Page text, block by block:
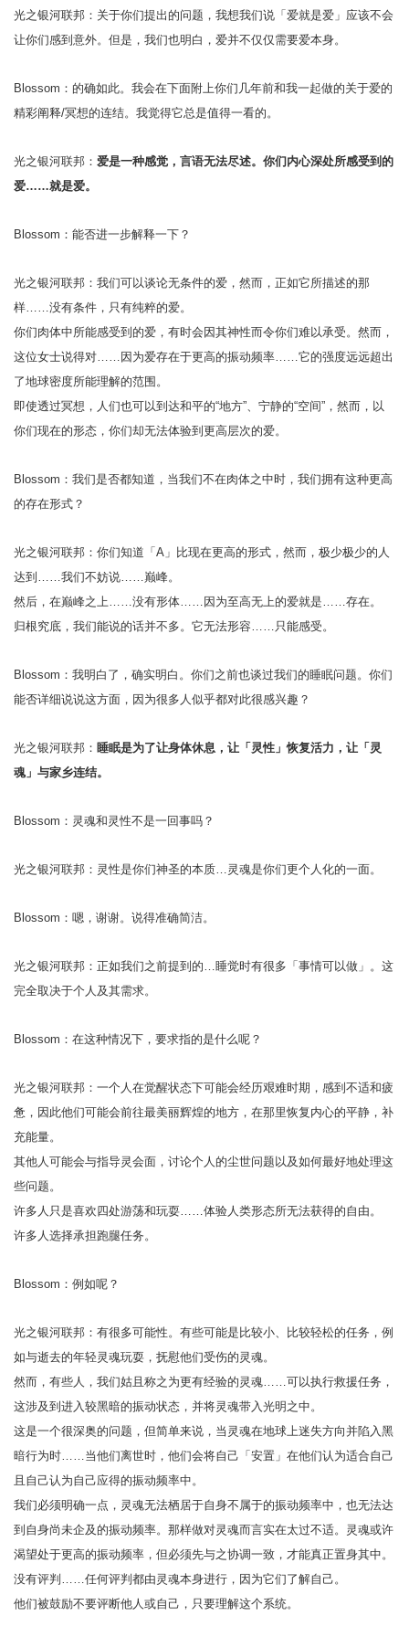
光之银河联邦：关于你们提出的问题，我想我们说「爱就是爱」应该不会
让你们感到意外。但是，我们也明白，爱并不仅仅需要爱本身。
Blossom：的确如此。我会在下面附上你们几年前和我一起做的关于爱的
精彩阐释/冥想的连结。我觉得它总是值得一看的。
光之银河联邦： 爱是一种感觉，言语无法尽述。你们内心深处所感受到的
爱……就是爱。
Blossom：能否进一步解释一下？
光之银河联邦：我们可以谈论无条件的爱，然而，正如它所描述的那
样……没有条件，只有纯粹的爱。
你们肉体中所能感受到的爱，有时会因其神性而令你们难以承受。然而，
这位女士说得对……因为爱存在于更高的振动频率……它的强度远远超出
了地球密度所能理解的范围。
即使透过冥想，人们也可以到达和平的“地方”、宁静的“空间”，然而，以
你们现在的形态，你们却无法体验到更高层次的爱。
Blossom：我们是否都知道，当我们不在肉体之中时，我们拥有这种更高
的存在形式？
光之银河联邦：你们知道「A」比现在更高的形式，然而，极少极少的人
达到……我们不妨说……巅峰。
然后，在巅峰之上……没有形体……因为至高无上的爱就是……存在。
归根究底，我们能说的话并不多。它无法形容……只能感受。
Blossom：我明白了，确实明白。你们之前也谈过我们的睡眠问题。你们
能否详细说说这方面，因为很多人似乎都对此很感兴趣？
光之银河联邦： 睡眠是为了让身体休息，让「灵性」恢复活力，让「灵
魂」与家乡连结。
Blossom：灵魂和灵性不是一回事吗？
光之银河联邦：灵性是你们神圣的本质…灵魂是你们更个人化的一面。
Blossom：嗯，谢谢。说得准确简洁。
光之银河联邦：正如我们之前提到的…睡觉时有很多「事情可以做」。这
完全取决于个人及其需求。
Blossom：在这种情况下，要求指的是什么呢？
光之银河联邦：一个人在觉醒状态下可能会经历艰难时期，感到不适和疲
惫，因此他们可能会前往最美丽辉煌的地方，在那里恢复内心的平静，补
充能量。
其他人可能会与指导灵会面，讨论个人的尘世问题以及如何最好地处理这
些问题。
许多人只是喜欢四处游荡和玩耍……体验人类形态所无法获得的自由。
许多人选择承担跑腿任务。
Blossom：例如呢？
光之银河联邦：有很多可能性。有些可能是比较小、比较轻松的任务，例
如与逝去的年轻灵魂玩耍，抚慰他们受伤的灵魂。
然而，有些人，我们姑且称之为更有经验的灵魂……可以执行救援任务，
这涉及到进入较黑暗的振动状态，并将灵魂带入光明之中。
这是一个很深奥的问题，但简单来说，当灵魂在地球上迷失方向并陷入黑
暗行为时……当他们离世时，他们会将自己「安置」在他们认为适合自己
且自己认为自己应得的振动频率中。
我们必须明确一点，灵魂无法栖居于自身不属于的振动频率中，也无法达
到自身尚未企及的振动频率。那样做对灵魂而言实在太过不适。灵魂或许
渴望处于更高的振动频率，但必须先与之协调一致，才能真正置身其中。
没有评判……任何评判都由灵魂本身进行，因为它们了解自己。
他们被鼓励不要评断他人或自己，只要理解这个系统。